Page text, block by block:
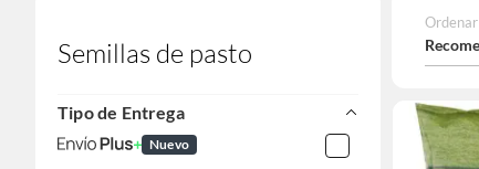
Semillas de pasto
Tipo de Entrega
Nuevo